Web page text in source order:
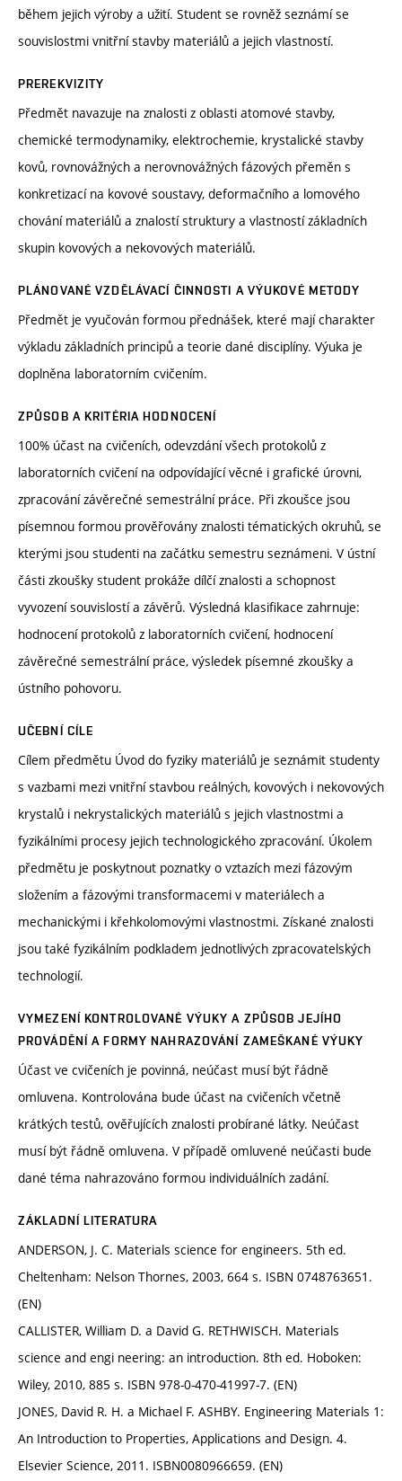
během jejich výroby a užití. Student se rovněž seznámí se
souvislostmi vnitřní stavby materiálů a jejich vlastností.
PREREKVIZITY
Předmět navazuje na znalosti z oblasti atomové stavby,
chemické termodynamiky, elektrochemie, krystalické stavby
kovů, rovnovážných a nerovnovážných fázových přeměn s
konkretizací na kovové soustavy, deformačního a lomového
chování materiálů a znalostí struktury a vlastností základních
skupin kovových a nekovových materiálů.
PLÁNOVANÉ VZDĚLÁVACÍ ČINNOSTI A VÝUKOVÉ METODY
Předmět je vyučován formou přednášek, které mají charakter
výkladu základních principů a teorie dané disciplíny. Výuka je
doplněna laboratorním cvičením.
ZPŮSOB A KRITÉRIA HODNOCENÍ
100% účast na cvičeních, odevzdání všech protokolů z
laboratorních cvičení na odpovídající věcné i grafické úrovni,
zpracování závěrečné semestrální práce. Při zkoušce jsou
písemnou formou prověřovány znalosti tématických okruhů, se
kterými jsou studenti na začátku semestru seznámeni. V ústní
části zkoušky student prokáže dílčí znalosti a schopnost
vyvození souvislostí a závěrů. Výsledná klasifikace zahrnuje:
hodnocení protokolů z laboratorních cvičení, hodnocení
závěrečné semestrální práce, výsledek písemné zkoušky a
ústního pohovoru.
UČEBNÍ CÍLE
Cílem předmětu Úvod do fyziky materiálů je seznámit studenty
s vazbami mezi vnitřní stavbou reálných, kovových i nekovových
krystalů i nekrystalických materiálů s jejich vlastnostmi a
fyzikálními procesy jejich technologického zpracování. Úkolem
předmětu je poskytnout poznatky o vztazích mezi fázovým
složením a fázovými transformacemi v materiálech a
mechanickými i křehkolomovými vlastnostmi. Získané znalosti
jsou také fyzikálním podkladem jednotlivých zpracovatelských
technologií.
VYMEZENÍ KONTROLOVANÉ VÝUKY A ZPŮSOB JEJÍHO
PROVÁDĚNÍ A FORMY NAHRAZOVÁNÍ ZAMEŠKANÉ VÝUKY
Účast ve cvičeních je povinná, neúčast musí být řádně
omluvena. Kontrolována bude účast na cvičeních včetně
krátkých testů, ověřujících znalosti probírané látky. Neúčast
musí být řádně omluvena. V případě omluvené neúčasti bude
dané téma nahrazováno formou individuálních zadání.
ZÁKLADNÍ LITERATURA
ANDERSON, J. C. Materials science for engineers. 5th ed.
Cheltenham: Nelson Thornes, 2003, 664 s. ISBN 0748763651.
(EN)
CALLISTER, William D. a David G. RETHWISCH. Materials
science and engi neering: an introduction. 8th ed. Hoboken:
Wiley, 2010, 885 s. ISBN 978-0-470-41997-7. (EN)
JONES, David R. H. a Michael F. ASHBY. Engineering Materials 1:
An Introduction to Properties, Applications and Design. 4.
Elsevier Science, 2011. ISBN0080966659. (EN)